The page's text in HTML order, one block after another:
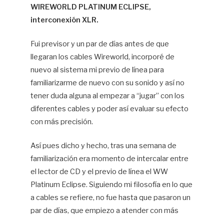
WIREWORLD PLATINUM ECLIPSE,
interconexión XLR.
Fui previsor y un par de días antes de que
llegaran los cables Wireworld, incorporé de
nuevo al sistema mi previo de línea para
familiarizarme de nuevo con su sonido y así no
tener duda alguna al empezar a “jugar” con los
diferentes cables y poder así evaluar su efecto
con más precisión.
Así pues dicho y hecho, tras una semana de
familiarización era momento de intercalar entre
el lector de CD y el previo de línea el WW
Platinum Eclipse. Siguiendo mi filosofía en lo que
a cables se refiere, no fue hasta que pasaron un
par de días, que empiezo a atender con más